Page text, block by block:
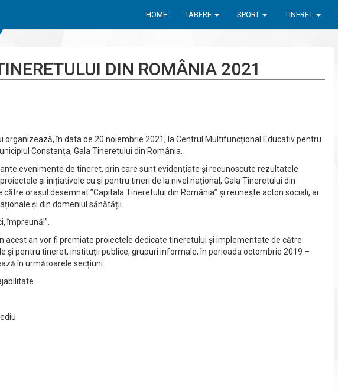
HOME TABERE SPORT TINERET
DIN ROMÂNIA 2021
organizează, în data de 20 noiembrie 2021, la Centrul Multifuncțional Educativ pentru
Constanța, Gala Tineretului din România.
evenimente de tineret, prin care sunt evidențiate și recunoscute rezultatele
și inițiativele cu și pentru tineri de la nivel național, Gala Tineretului din
orașul desemnat ”Capitala Tineretului din România” și reunește actori sociali, ai
și din domeniul sănătății.
împreună!”.
acest an vor fi premiate proiectele dedicate tineretului și implementate de către
și pentru tineret, instituții publice, grupuri informale, în perioada octombrie 2019 –
în următoarele secțiuni: